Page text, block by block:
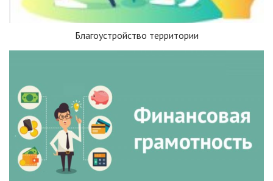
Благоустройство территории